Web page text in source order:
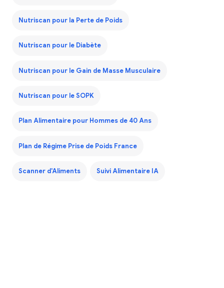
Nutriscan pour la Perte de Poids
Nutriscan pour le Diabète
Nutriscan pour le Gain de Masse Musculaire
Nutriscan pour le SOPK
Plan Alimentaire pour Hommes de 40 Ans
Plan de Régime Prise de Poids France
Scanner d'Aliments Suivi Alimentaire IA